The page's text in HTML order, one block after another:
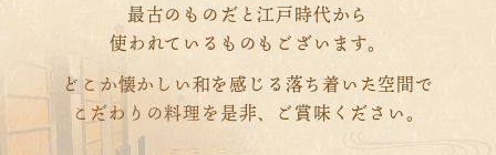
最古のものだと江戸時代から
使われているものもございます。
どこか懐かしい和を感じる落ち着いた空間で
こだわりの料理を是非、ご賞味ください。